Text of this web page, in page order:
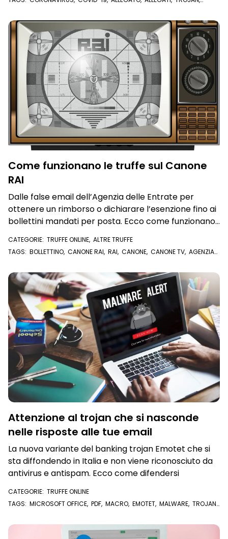
Come funzionano le truffe sul Canone
RAI
Dalle false email dell’Agenzia delle Entrate per
ottenere un rimborso o dichiarare l’esenzione fino ai
bollettini mandati per posta. Ecco come funzionano
CATEGORIE: TRUFFE ONLINE, ALTRE TRUFFE
TAGS: BOLLETTINO, CANONE RAI, RAI, CANONE, CANONE TV, AGENZIA
Attenzione al trojan che si nasconde
nelle risposte alle tue email
La nuova variante del banking trojan Emotet che si
sta diffondendo in Italia e non viene riconosciuto da
antivirus e antispam. Ecco come difendersi
CATEGORIE: TRUFFE ONLINE
TAGS: MICROSOFT OFFICE, PDF, MACRO, EMOTET, MALWARE, TROJAN,